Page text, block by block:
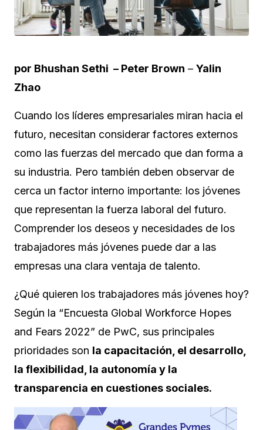
por Bhushan Sethi – Peter Brown – Yalin
Zhao
Cuando los líderes empresariales miran hacia el
futuro, necesitan considerar factores externos
como las fuerzas del mercado que dan forma a
su industria. Pero también deben observar de
cerca un factor interno importante: los jóvenes
que representan la fuerza laboral del futuro.
Comprender los deseos y necesidades de los
trabajadores más jóvenes puede dar a las
empresas una clara ventaja de talento.
¿Qué quieren los trabajadores más jóvenes hoy?
Según la “Encuesta Global Workforce Hopes
and Fears 2022” de PwC, sus principales
prioridades son la capacitación, el desarrollo,
la flexibilidad, la autonomía y la
transparencia en cuestiones sociales.